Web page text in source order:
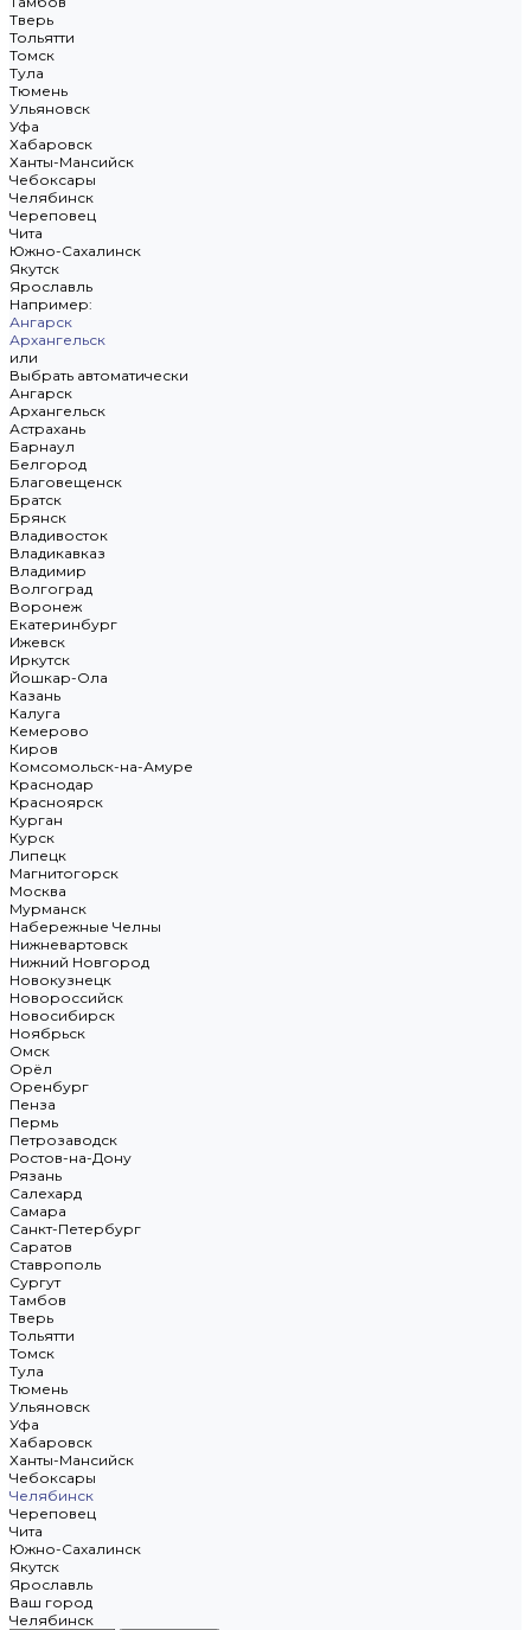
Тверь
Тольятти
Томск
Тула
Тюмень
Ульяновск
Уфа
Хабаровск
Ханты-Мансийск
Чебоксары
Челябинск
Череповец
Чита
Южно-Сахалинск
Якутск
Ярославль
Например:
Ангарск
Архангельск
или
Выбрать автоматически
Ангарск
Архангельск
Астрахань
Барнаул
Белгород
Благовещенск
Братск
Брянск
Владивосток
Владикавказ
Владимир
Волгоград
Воронеж
Екатеринбург
Ижевск
Иркутск
Йошкар-Ола
Казань
Калуга
Кемерово
Киров
Комсомольск-на-Амуре
Краснодар
Красноярск
Курган
Курск
Липецк
Магнитогорск
Москва
Мурманск
Набережные Челны
Нижневартовск
Нижний Новгород
Новокузнецк
Новороссийск
Новосибирск
Ноябрьск
Омск
Орёл
Оренбург
Пенза
Пермь
Петрозаводск
Ростов-на-Дону
Рязань
Салехард
Самара
Санкт-Петербург
Саратов
Ставрополь
Сургут
Тамбов
Тверь
Тольятти
Томск
Тула
Тюмень
Ульяновск
Уфа
Хабаровск
Ханты-Мансийск
Чебоксары
Челябинск
Череповец
Чита
Южно-Сахалинск
Якутск
Ярославль
Ваш город
Челябинск